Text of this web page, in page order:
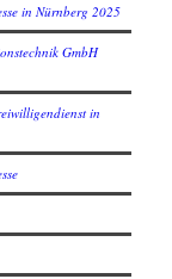
in Nürnberg 2025
GmbH
in